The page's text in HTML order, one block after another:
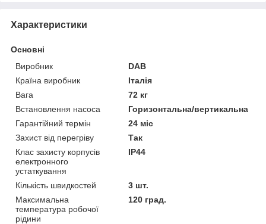
Характеристики
Основні
Виробник
DAB
Країна виробник
Італія
Вага
72 кг
Встановлення насоса
Горизонтальна/вертикальна
Гарантійний термін
24 міс
Захист від перегріву
Так
Клас захисту корпусів
електронного
устаткування
IP44
Кількість швидкостей
3 шт.
Максимальна
температура робочої
рідини
120 град.